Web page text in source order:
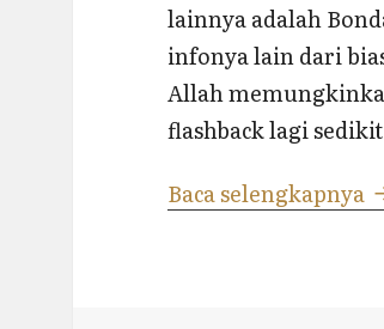
lainnya adalah
infonya lain dari
Allah
flashback lagi
Baca selengkapnya